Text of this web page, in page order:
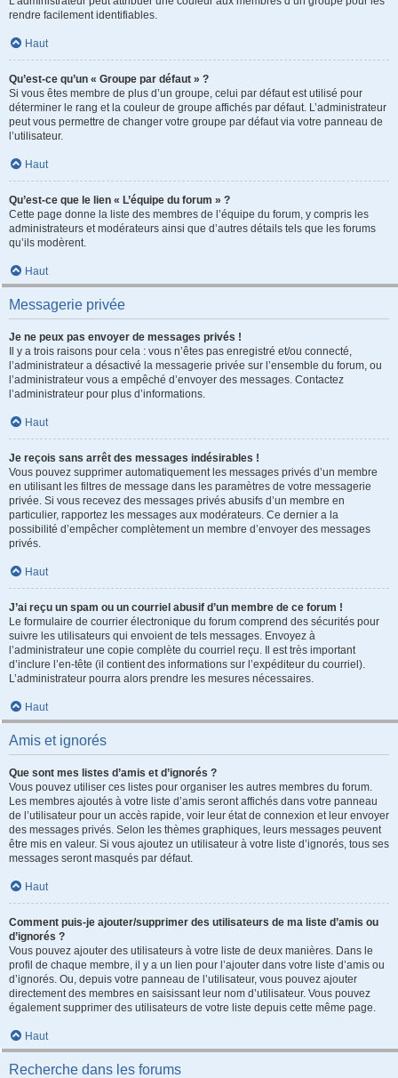
rendre facilement identifiables.
Haut
Qu’est-ce qu’un « Groupe par défaut » ?
Si vous êtes membre de plus d’un groupe, celui par défaut est utilisé pour
déterminer le rang et la couleur de groupe affichés par défaut. L’administrateur
peut vous permettre de changer votre groupe par défaut via votre panneau de
l’utilisateur.
Haut
Qu’est-ce que le lien « L’équipe du forum » ?
Cette page donne la liste des membres de l’équipe du forum, y compris les
administrateurs et modérateurs ainsi que d’autres détails tels que les forums
qu’ils modèrent.
Haut
Messagerie privée
Je ne peux pas envoyer de messages privés !
Il y a trois raisons pour cela : vous n’êtes pas enregistré et/ou connecté,
l’administrateur a désactivé la messagerie privée sur l’ensemble du forum, ou
l’administrateur vous a empêché d’envoyer des messages. Contactez
l’administrateur pour plus d’informations.
Haut
Je reçois sans arrêt des messages indésirables !
Vous pouvez supprimer automatiquement les messages privés d’un membre
en utilisant les filtres de message dans les paramètres de votre messagerie
privée. Si vous recevez des messages privés abusifs d’un membre en
particulier, rapportez les messages aux modérateurs. Ce dernier a la
possibilité d’empêcher complètement un membre d’envoyer des messages
privés.
Haut
J’ai reçu un spam ou un courriel abusif d’un membre de ce forum !
Le formulaire de courrier électronique du forum comprend des sécurités pour
suivre les utilisateurs qui envoient de tels messages. Envoyez à
l’administrateur une copie complète du courriel reçu. Il est très important
d’inclure l’en-tête (il contient des informations sur l’expéditeur du courriel).
L’administrateur pourra alors prendre les mesures nécessaires.
Haut
Amis et ignorés
Que sont mes listes d’amis et d’ignorés ?
Vous pouvez utiliser ces listes pour organiser les autres membres du forum.
Les membres ajoutés à votre liste d’amis seront affichés dans votre panneau
de l’utilisateur pour un accès rapide, voir leur état de connexion et leur envoyer
des messages privés. Selon les thèmes graphiques, leurs messages peuvent
être mis en valeur. Si vous ajoutez un utilisateur à votre liste d’ignorés, tous ses
messages seront masqués par défaut.
Haut
Comment puis-je ajouter/supprimer des utilisateurs de ma liste d’amis ou
d’ignorés ?
Vous pouvez ajouter des utilisateurs à votre liste de deux manières. Dans le
profil de chaque membre, il y a un lien pour l’ajouter dans votre liste d’amis ou
d’ignorés. Ou, depuis votre panneau de l’utilisateur, vous pouvez ajouter
directement des membres en saisissant leur nom d’utilisateur. Vous pouvez
également supprimer des utilisateurs de votre liste depuis cette même page.
Haut
Recherche dans les forums